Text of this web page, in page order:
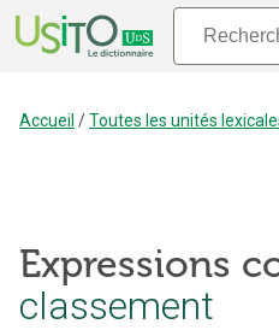
Accueil /Toutes les unités
Expressions
classement